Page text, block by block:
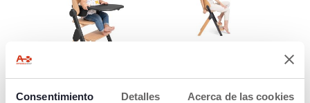
Consentimiento Detalles Acerca de las cookies
La Meraviglia incluye